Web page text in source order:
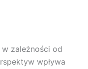
zależności od
wpływa